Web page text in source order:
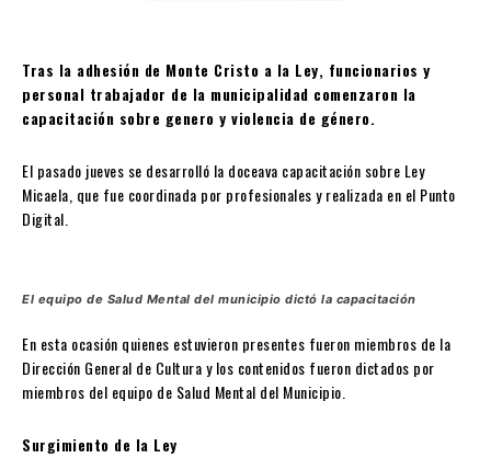
Tras la adhesión de Monte Cristo a la Ley, funcionarios y
personal trabajador de la municipalidad comenzaron la
capacitación sobre genero y violencia de género.
El pasado jueves se desarrolló la doceava capacitación sobre Ley
Micaela, que fue coordinada por profesionales y realizada en el Punto
Digital.
El equipo de Salud Mental del municipio dictó la capacitación
En esta ocasión quienes estuvieron presentes fueron miembros de la
Dirección General de Cultura y los contenidos fueron dictados por
miembros del equipo de Salud Mental del Municipio.
Surgimiento de la Ley